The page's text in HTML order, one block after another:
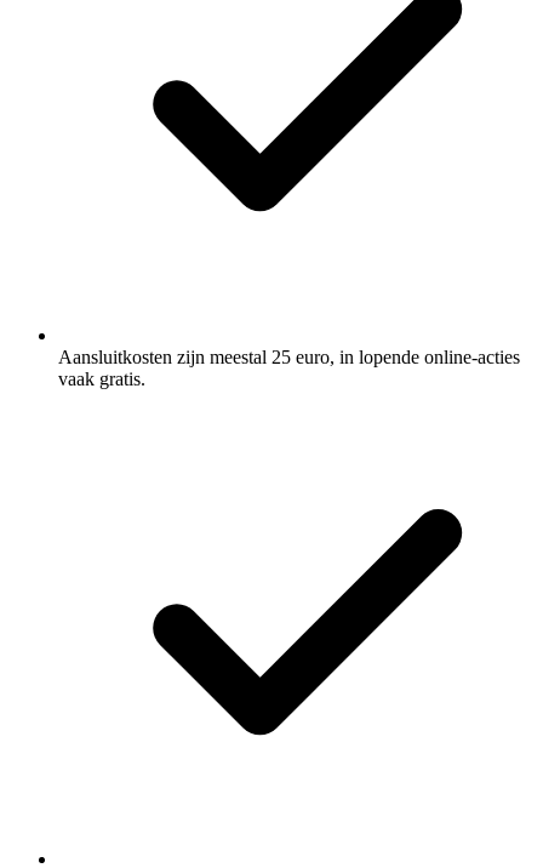
Aansluitkosten zijn meestal 25 euro, in lopende online-acties
vaak gratis.